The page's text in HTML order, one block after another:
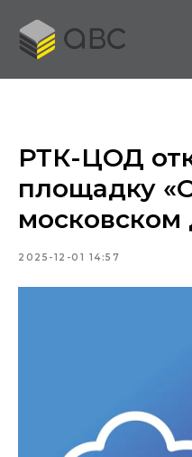
РТК-ЦОД
площадку
московском
2025-12-01 14:57